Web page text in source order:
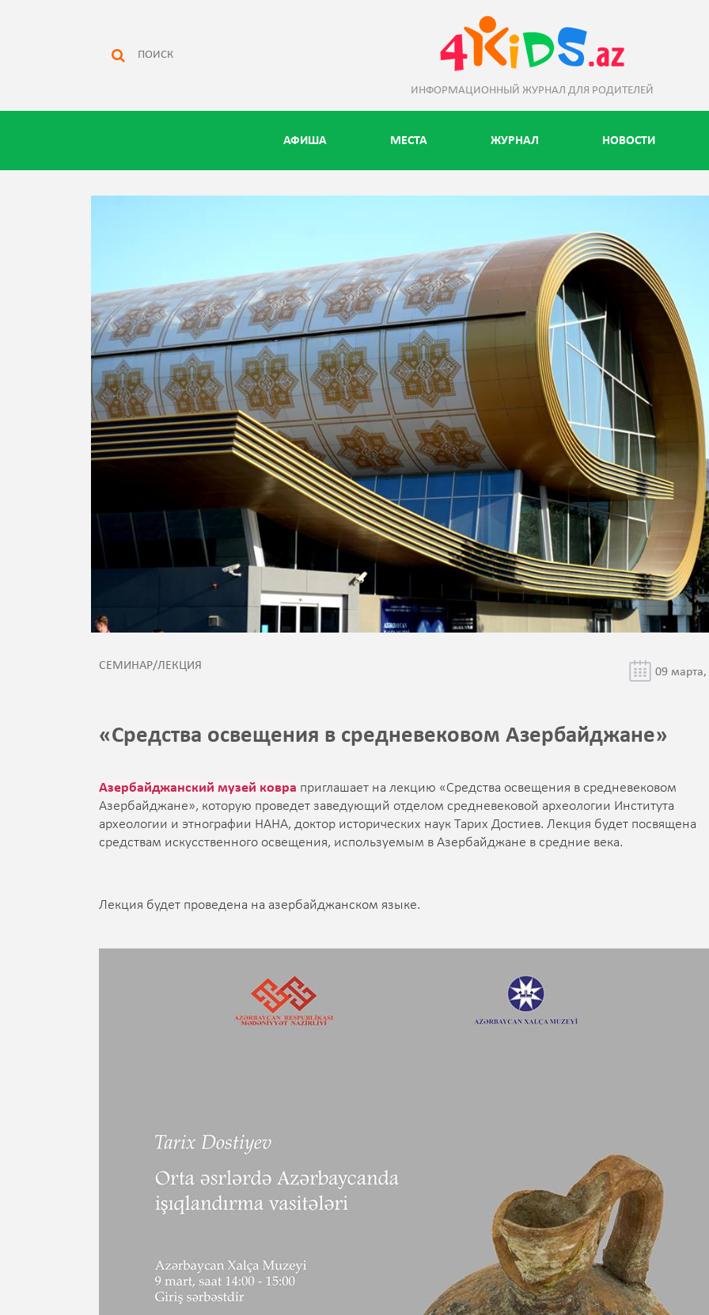
ИНФОРМАЦИОННЫЙ ЖУРНАЛ ДЛЯ РОДИТЕЛЕЙ
АФИША МЕСТА ЖУРНАЛ НОВОСТИ
СЕМИНАР/ЛЕКЦИЯ 09 марта,
«Средства освещения в средневековом Азербайджане»
Азербайджанский музей ковра приглашает на лекцию «Средства освещения в средневековом
Азербайджане», которую проведет заведующий отделом средневековой археологии Института
археологии и этнографии НАНА, доктор исторических наук Тарих Достиев. Лекция будет посвящена
средствам искусственного освещения, используемым в Азербайджане в средние века.
Лекция будет проведена на азербайджанском языке.